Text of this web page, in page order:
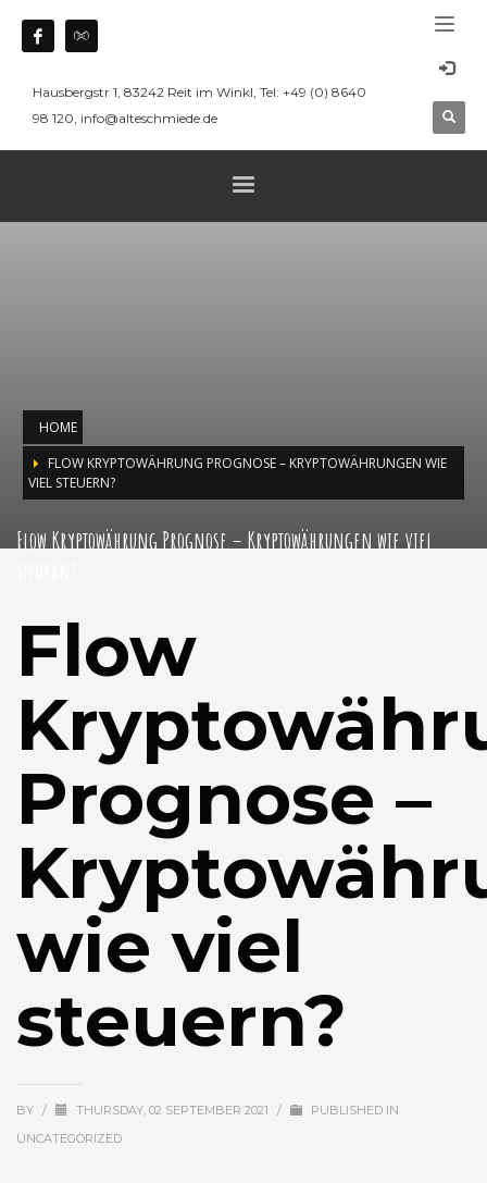
Hausbergstr 1, 83242 Reit im Winkl, Tel: +49 (0) 8640
98 120, info@alteschmiede.de
HOME
FLOW KRYPTOWÄHRUNG PROGNOSE – KRYPTOWÄHRUNGEN WIE
VIEL STEUERN?
Flow Kryptowährung Prognose – Kryptowährungen wie viel
Flow
Prognose –
wie viel
steuern?
BY / THURSDAY, 02 SEPTEMBER 2021 /
PUBLISHED IN
UNCATEGORIZED